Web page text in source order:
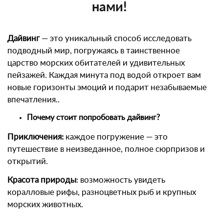
нами!
Дайвинг — это уникальный способ исследовать
подводный мир, погружаясь в таинственное
царство морских обитателей и удивительных
пейзажей. Каждая минута под водой откроет вам
новые горизонты эмоций и подарит незабываемые
впечатления..
Почему стоит попробовать дайвинг?
Приключения: каждое погружение — это
путешествие в неизведанное, полное сюрпризов и
открытий.
Красота природы: возможность увидеть
коралловые рифы, разноцветных рыб и крупных
морских животных.